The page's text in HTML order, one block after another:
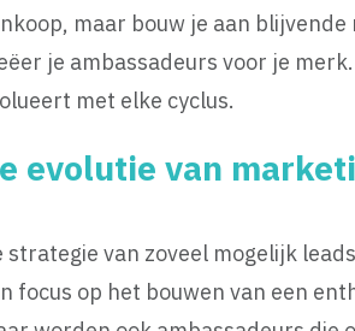
maar bouw je aan
je ambassadeurs voor je
met elke cyclus.
evolutie van
strategie van zoveel mogelijk
focus op het bouwen van een